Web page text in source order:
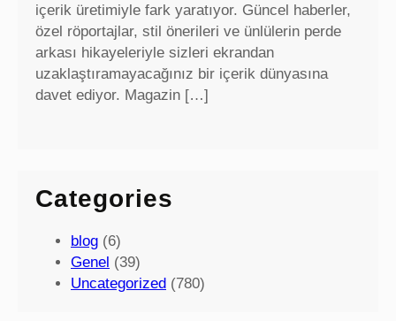
içerik üretimiyle fark yaratıyor. Güncel haberler,
özel röportajlar, stil önerileri ve ünlülerin perde
arkası hikayeleriyle sizleri ekrandan
uzaklaştıramayacağınız bir içerik dünyasına
davet ediyor. Magazin […]
Categories
blog (6)
Genel (39)
Uncategorized (780)